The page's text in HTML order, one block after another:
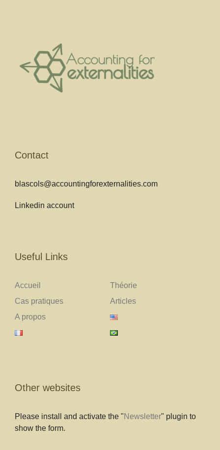
Contact
blascols@accountingforexternalities.com
Linkedin account
Useful Links
Accueil
Théorie
Cas pratiques
Articles
A propos
Other websites
Please install and activate the "Newsletter" plugin to
show the form.